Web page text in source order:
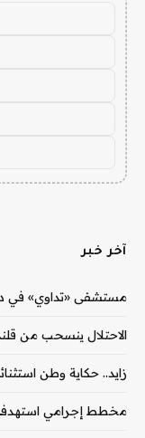
آخر خبر
مستشفى «تداوي» في
الاحتلال ينسحب من
زايد.. حكاية وطن
مخطط إجرامي استهدف